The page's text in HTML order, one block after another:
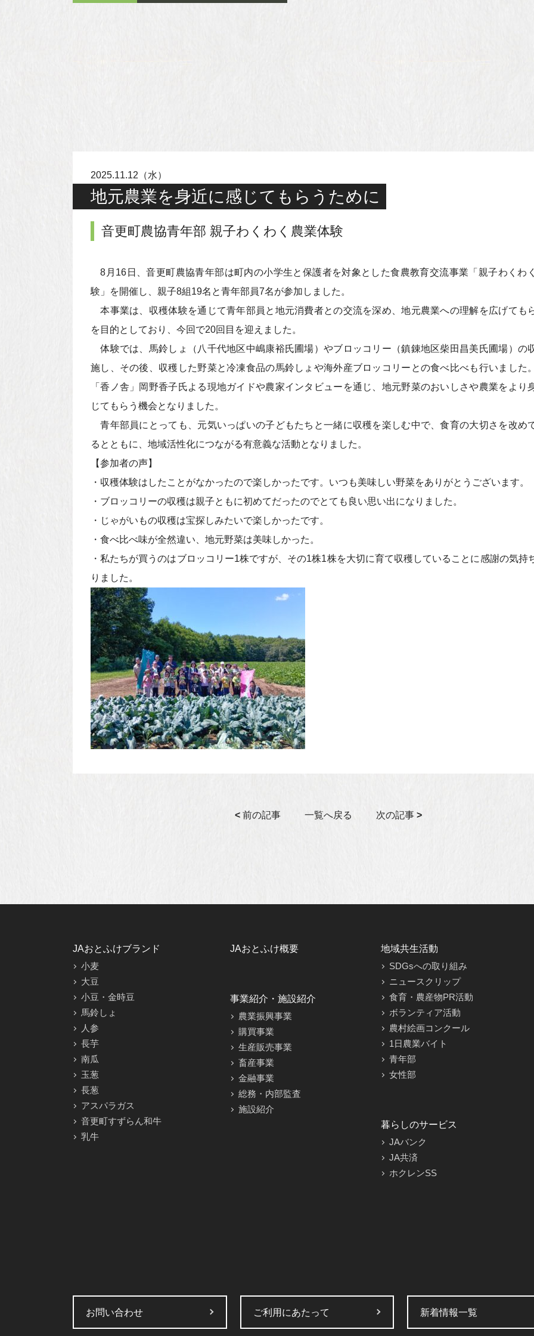
2025.11.12（水）
地元農業を身近に感じてもらうために
音更町農協青年部 親子わくわく農業体験
8月16日、音更町農協青年部は町内の小学生と保護者を対象とした食農教育交流事業「親子わくわ
験」を開催し、親子8組19名と青年部員7名が参加しました。
本事業は、収穫体験を通じて青年部員と地元消費者との交流を深め、地元農業への理解を広げても
を目的としており、今回で20回目を迎えました。
体験では、馬鈴しょ（八千代地区中嶋康裕氏圃場）やブロッコリー（鎮錬地区柴田昌美氏圃場）の
施し、その後、収穫した野菜と冷凍食品の馬鈴しょや海外産ブロッコリーとの食べ比べも行いました
「香ノ舎」岡野香子氏よる現地ガイドや農家インタビューを通じ、地元野菜のおいしさや農業をより
じてもらう機会となりました。
青年部員にとっても、元気いっぱいの子どもたちと一緒に収穫を楽しむ中で、食育の大切さを改め
るとともに、地域活性化につながる有意義な活動となりました。
【参加者の声】
・収穫体験はしたことがなかったので楽しかったです。いつも美味しい野菜をありがとうございます。
・ブロッコリーの収穫は親子ともに初めてだったのでとても良い思い出になりました。
・じゃがいもの収穫は宝探しみたいで楽しかったです。
・食べ比べ味が全然違い、地元野菜は美味しかった。
・私たちが買うのはブロッコリー1株ですが、その1株1株を大切に育て収穫していることに感謝の気持
りました。
< 前の記事 一覧へ戻る 次の記事 >
JAおとふけブランド
小麦
大豆
小豆・金時豆
馬鈴しょ
人参
長芋
南瓜
玉葱
長葱
アスパラガス
音更町すずらん和牛
乳牛
JAおとふけ概要
事業紹介・施設紹介
農業振興事業
購買事業
生産販売事業
畜産事業
金融事業
総務・内部監査
施設紹介
地域共生活動
SDGsへの取り組み
ニュースクリップ
食育・農産物PR活動
ボランティア活動
農村絵画コンクール
1日農業バイト
青年部
女性部
暮らしのサービス
JAバンク
JA共済
ホクレンSS
お問い合わせ ご利用にあたって 新着情報一覧